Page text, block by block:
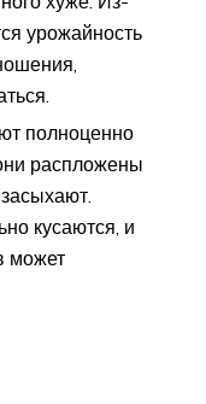
урожайность
полноценно
распложены
кусаются, и
может